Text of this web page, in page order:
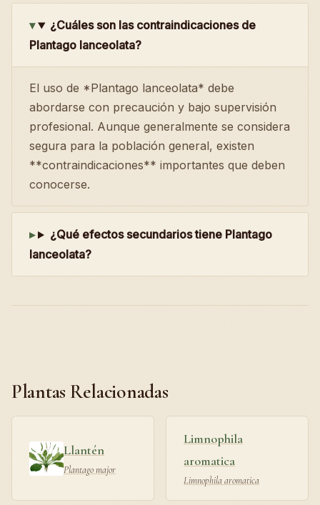
¿Cuáles son las contraindicaciones de
Plantago lanceolata?
El uso de *Plantago lanceolata* debe
abordarse con precaución y bajo supervisión
profesional. Aunque generalmente se considera
segura para la población general, existen
**contraindicaciones** importantes que deben
conocerse.
¿Qué efectos secundarios tiene Plantago
lanceolata?
Plantas Relacionadas
Llantén
Plantago major
Limnophila
aromatica
Limnophila aromatica